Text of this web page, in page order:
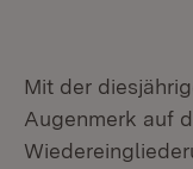
Mit der
Augenmerk auf